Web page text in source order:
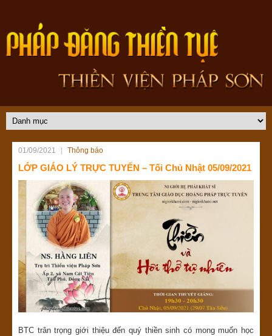
01/09/2021 Thông báo
LỚP GIÁO LÝ TRỰC TUYẾN – Tối Chủ Nhật 05/09/2021
BTC trân trọng giới thiệu đến quý thiền sinh có mong muốn học